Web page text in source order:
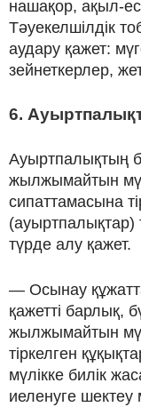
нашақор, ақыл-
Тәуекелшілдік
аудару қажет:
зейнеткерлер,
6.
Ауыртпалықтың
жылжымайтын
сипаттамасына
(ауыртпалықтар)
түрде алу қажет.
— Осынау
қажетті барлық,
жылжымайтын
тіркелген
мүлікке билік
иеленуге шектеу